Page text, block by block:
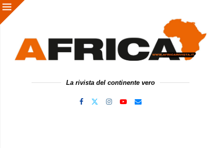
La rivista del continente vero